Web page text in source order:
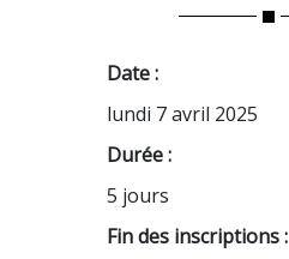
Date :
lundi 7 avril 2025
Durée :
5 jours
Fin des inscriptions :